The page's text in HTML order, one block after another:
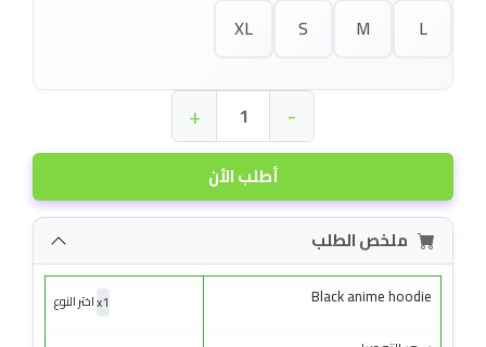
L
M
S
XL
أطلب الأن
-
+
ملخص الطلب
Black anime hoodie
x1 اختر النوع